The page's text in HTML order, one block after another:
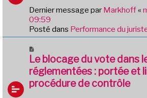
g
e
a
u
m
s
a
g
Dernier message par Markhoff«
09:59
Posté dans Performance du
o
u
v
e
Le blocage du vote dans
réglementées : portée et
procédure de contrôle